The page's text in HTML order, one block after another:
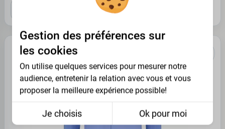
14XL
Gestion des préférences sur
les cookies
On utilise quelques services pour mesurer notre
audience, entretenir la relation avec vous et vous
proposer la meilleure expérience possible!
Je choisis Ok pour moi